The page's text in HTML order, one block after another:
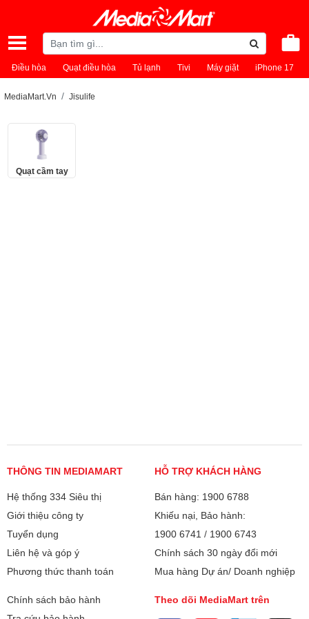
Điều hòa Quạt điều hòa Tủ lạnh Tivi Máy giặt iPhone 17
MediaMart.Vn Jisulife
Quạt cầm tay
THÔNG TIN MEDIAMART
Hệ thống 334 Siêu thị
Giới thiệu công ty
Tuyển dụng
Liên hệ và góp ý
Phương thức thanh toán
HỖ TRỢ KHÁCH HÀNG
Bán hàng: 1900 6788
Khiếu nại, Bảo hành:
1900 6741 / 1900 6743
Chính sách 30 ngày đổi mới
Mua hàng Dự án/ Doanh nghiệp
Chính sách bảo hành
Theo dõi MediaMart trên